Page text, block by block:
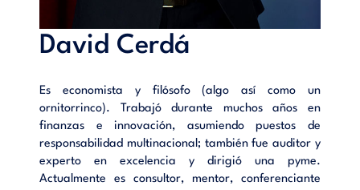
David Cerdá
Es economista y filósofo (algo así como un
ornitorrinco). Trabajó durante muchos años en
finanzas e innovación, asumiendo puestos de
responsabilidad multinacional; también fue auditor y
experto en excelencia y dirigió una pyme.
Actualmente es consultor, mentor, conferenciante